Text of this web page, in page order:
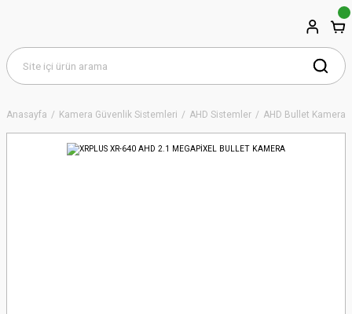
Anasayfa Kamera Güvenlik Sistemleri AHD Sistemler AHD Bullet